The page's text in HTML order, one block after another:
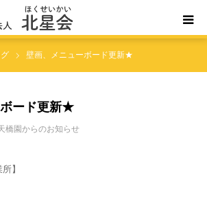
壁画、メニューボード更新★
ード更新★
橋園からのお知らせ
】
利用案内